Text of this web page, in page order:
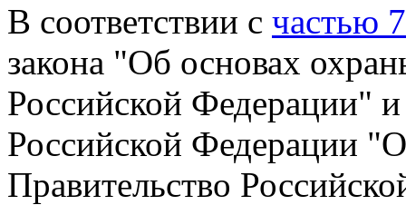
В соответствии с частью
закона "Об основах
Российской Федерации"
Российской Федерации
Правительство